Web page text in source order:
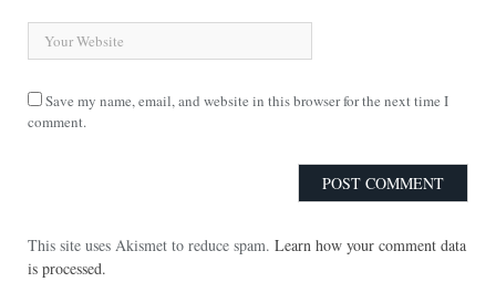
Save my name, email, and website in this browser for the next time I
comment.
This site uses Akismet to reduce spam. Learn how your comment data
is processed.